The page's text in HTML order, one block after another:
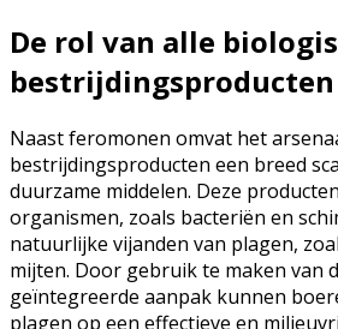
De rol van alle
bestrijdingsproducten
Naast feromonen omvat het
bestrijdingsproducten een breed
duurzame middelen. Deze
organismen, zoals bacteriën en
natuurlijke vijanden van plagen,
mijten. Door gebruik te maken van
geïntegreerde aanpak kunnen
plagen op een effectieve en